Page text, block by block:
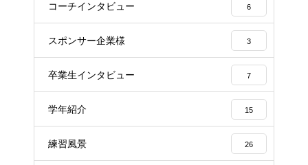
コーチインタビュー 6
スポンサー企業様 3
卒業生インタビュー 7
学年紹介 15
練習風景 26